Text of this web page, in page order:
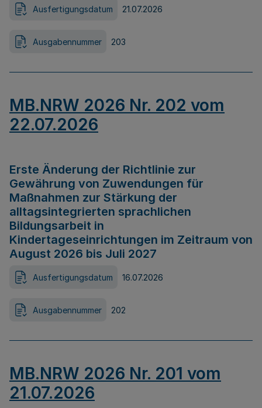
Ausfertigungsdatum 21.07.2026
Ausgabennummer 203
MB.NRW 2026 Nr. 202 vom
22.07.2026
Erste Änderung der Richtlinie zur
Gewährung von Zuwendungen für
Maßnahmen zur Stärkung der
alltagsintegrierten sprachlichen
Bildungsarbeit in
Kindertageseinrichtungen im Zeitraum von
August 2026 bis Juli 2027
Ausfertigungsdatum 16.07.2026
Ausgabennummer 202
MB.NRW 2026 Nr. 201 vom
21.07.2026